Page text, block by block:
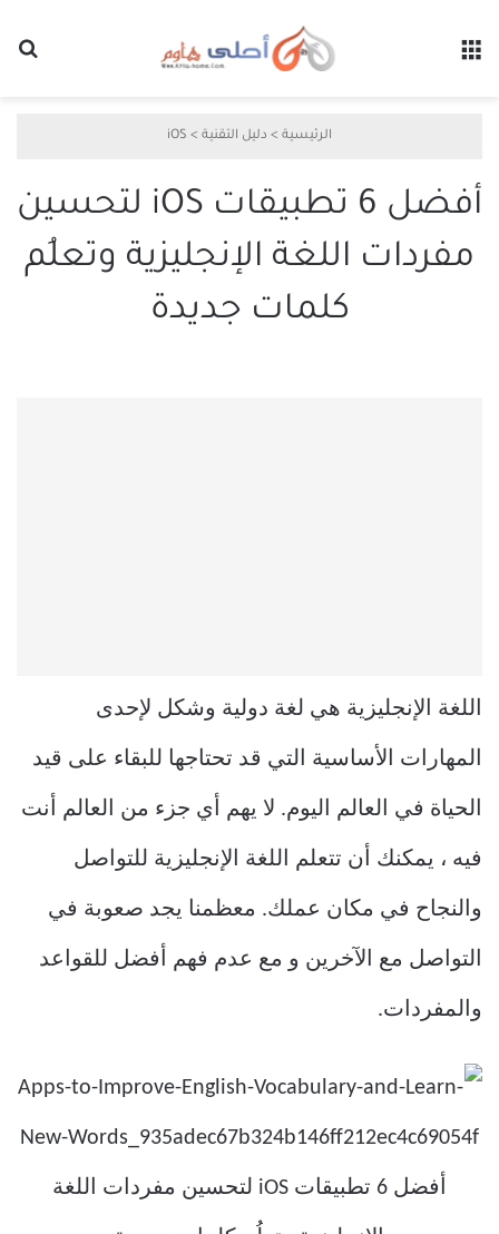
الرئيسية > دليل التقنية >
iOS
أفضل 6 تطبيقات iOS لتحسين
مفردات اللغة الإنجليزية وتعلُم
كلمات جديدة
اللغة الإنجليزية هي لغة دولية وشكل لإحدى
المهارات الأساسية التي قد تحتاجها للبقاء على قيد
الحياة في العالم اليوم. لا يهم أي جزء من العالم أنت
فيه ، يمكنك أن تتعلم اللغة الإنجليزية للتواصل
والنجاح في مكان عملك. معظمنا يجد صعوبة في
التواصل مع الآخرين و مع عدم فهم أفضل للقواعد
والمفردات.